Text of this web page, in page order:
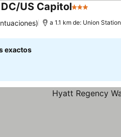
US Capitol3 Estrellas
a 1.1 km de: Union Station
exactos